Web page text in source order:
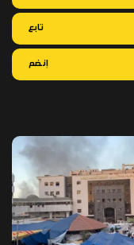
تابع
إنضم